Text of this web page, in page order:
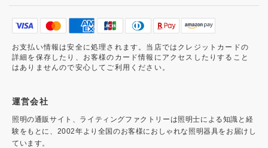
お支払い情報は安全に処理されます。当店ではクレジットカードの
詳細を保存したり、お客様のカード情報にアクセスしたりすること
はありませんので安心してご利用ください。
運営会社
照明の通販サイト、ライティングファクトリーは照明士による知識と経
験をもとに、2002年より全国のお客様におしゃれな照明器具をお届けし
ています。